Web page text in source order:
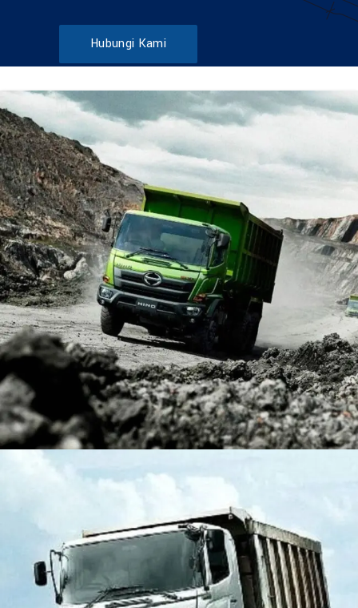
Hubungi Kami
DUMP TRUCK TOOLS
HINO FM 285 JD – Euro2
Find Out More
DUMP TRUCK TOOLS